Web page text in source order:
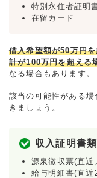
特別永住者証明
在留カード
借入希望額が50万円
計が100万円を超える
なる場合もあります。
該当の可能性がある
きましょう。
収入証明書
源泉徴収票(直近
給与明細書(直近